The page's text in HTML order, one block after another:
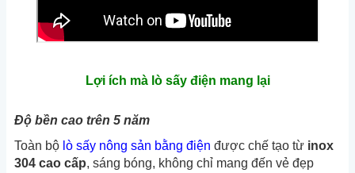
Lợi ích mà lò sấy điện mang lại
Độ bền cao trên 5 năm
Toàn bộ lò sấy nông sản bằng điện được chế tạo từ inox
304 cao cấp, sáng bóng, không chỉ mang đến vẻ đẹp